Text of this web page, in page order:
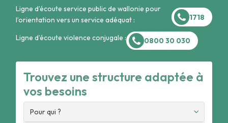
Ligne d’écoute service public de wallonie pour
l’orientation vers un service adéquat :
1718
Ligne d’écoute violence conjugale : 0800 30 030
Trouvez une structure adaptée à
vos besoins